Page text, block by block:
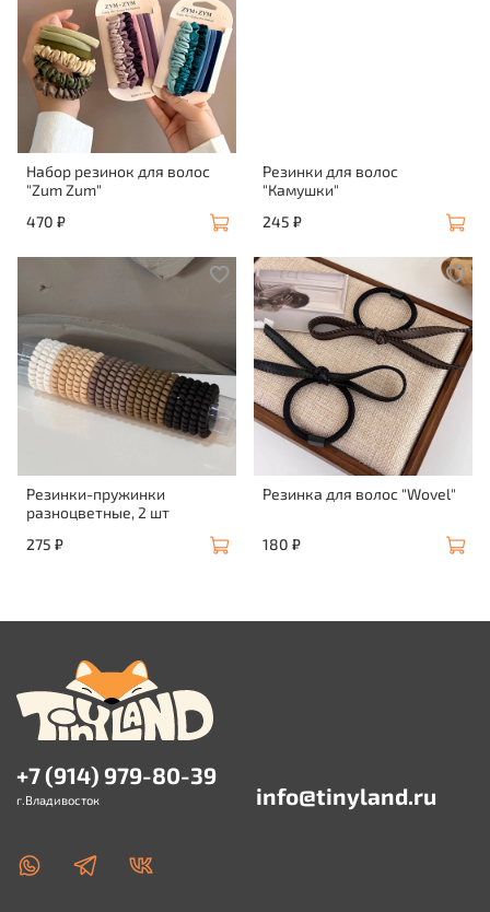
Набор резинок для волос
"Zum Zum"
470 ₽
Резинки для волос
"Камушки"
245 ₽
Резинки-пружинки
разноцветные, 2 шт
275 ₽
Резинка для волос "Wovel"
180 ₽
+7 (914) 979-80-39
г.Владивосток info@tinyland.ru